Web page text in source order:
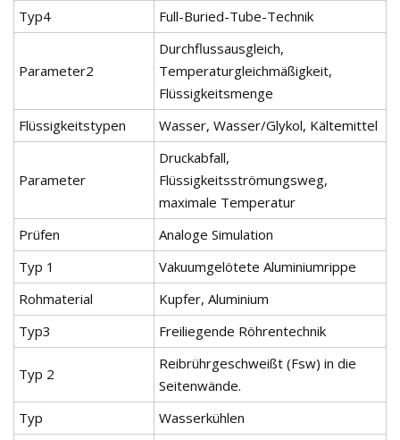
Typ4
Full-Buried-Tube-Technik
Parameter2
Durchflussausgleich,
Temperaturgleichmäßigkeit,
Flüssigkeitsmenge
Flüssigkeitstypen
Wasser, Wasser/Glykol, Kältemittel
Parameter
Druckabfall,
Flüssigkeitsströmungsweg,
maximale Temperatur
Prüfen
Analoge Simulation
Typ 1
Vakuumgelötete Aluminiumrippe
Rohmaterial
Kupfer, Aluminium
Typ3
Freiliegende Röhrentechnik
Typ 2
Reibrührgeschweißt (Fsw) in die
Seitenwände.
Typ
Wasserkühlen